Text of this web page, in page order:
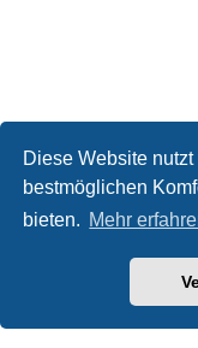
Diese Website
bestmöglichen
bieten. Mehr